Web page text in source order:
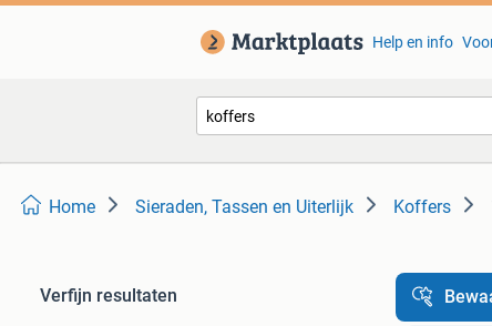
Help en info
Home Sieraden, Tassen en Uiterlijk Koffers
Verfijn resultaten